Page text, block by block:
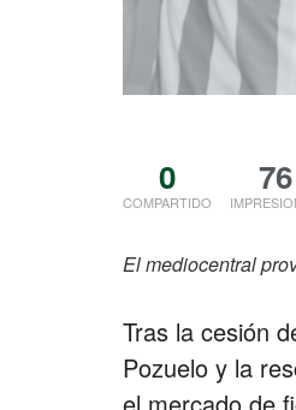
0
COMPARTIDO
76
El mediocentral
Tras la cesión
Pozuelo y la